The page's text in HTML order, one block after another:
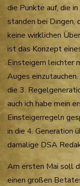
die Punkte auf, die
standen bei
keine wirklichen
ist das Konzept
Einsteigern leichter
Auges
die 3.
auch ich habe mein
Einsteigerregeln
in die 4. Generation
damalige DSA
Am ersten Mai soll
einen großen